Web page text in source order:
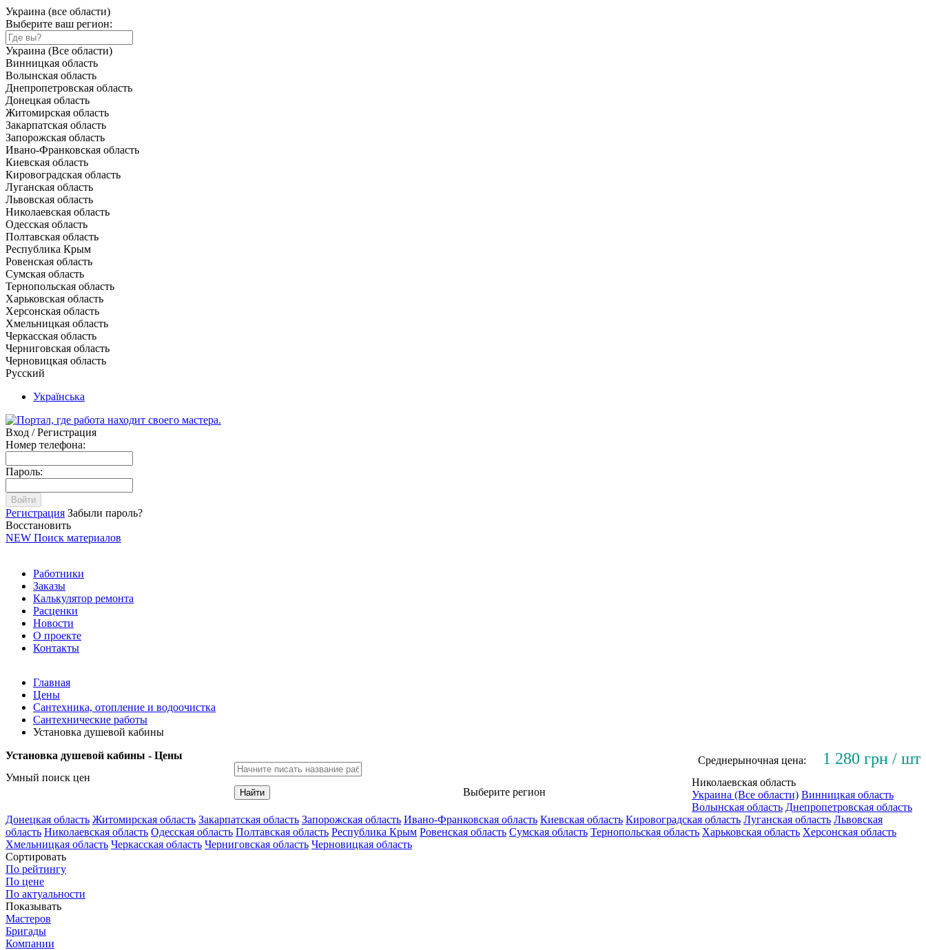
Украина (все области)
Выберите ваш регион:
Украина (Все области)
Винницкая область
Волынская область
Днепропетровская область
Донецкая область
Житомирская область
Закарпатская область
Запорожская область
Ивано-Франковская область
Киевская область
Кировоградская область
Луганская область
Львовская область
Николаевская область
Одесская область
Полтавская область
Республика Крым
Ровенская область
Сумская область
Тернопольская область
Харьковская область
Херсонская область
Хмельницкая область
Черкасская область
Черниговская область
Черновицкая область
Русский
Українська
Вход / Регистрация
Номер телефона:
Пароль:
Войти
Регистрация Забыли пароль?
Восстановить
NEW Поиск материалов
Работники
Заказы
Калькулятор ремонта
Расценки
Новости
О проекте
Контакты
Главная
Цены
Сантехника, отопление и водоочистка
Сантехнические работы
Установка душевой кабины
Установка душевой кабины - Цены
Среднерыночная цена: 1 280 грн / шт
Умный поиск цен
Найти Выберите регион
Николаевская область
Украина (Все области) Винницкая область
Волынская область Днепропетровская область
Донецкая область Житомирская область Закарпатская область Запорожская область Ивано-Франковская область Киевская область Кировоградская область Луганская область Львовская
область Николаевская область Одесская область Полтавская область Республика Крым Ровенская область Сумская область Тернопольская область Харьковская область Херсонская область
Хмельницкая область Черкасская область Черниговская область Черновицкая область
Сортировать
По рейтингу
По цене
По актуальности
Показывать
Мастеров
Бригады
Компании